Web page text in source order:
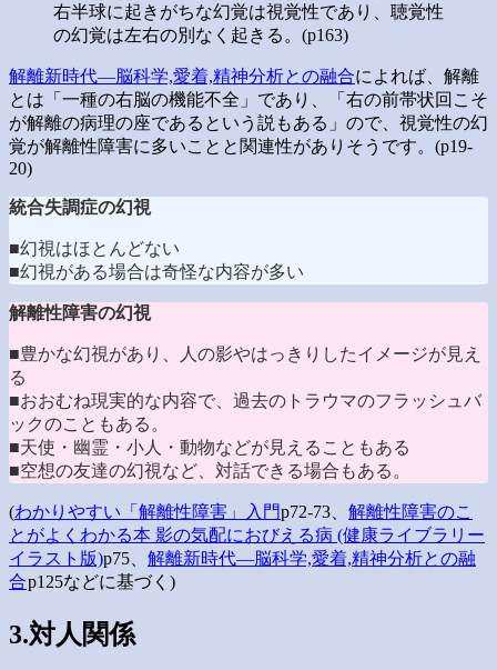
右半球に起きがちな幻覚は視覚性であり、聴覚性
の幻覚は左右の別なく起きる。(p163)
解離新時代―脳科学,愛着,精神分析との融合によれば、解離
とは「一種の右脳の機能不全」であり、「右の前帯状回こそ
が解離の病理の座であるという説もある」ので、視覚性の幻
覚が解離性障害に多いことと関連性がありそうです。(p19-
20)
統合失調症の幻視
■幻視はほとんどない
■幻視がある場合は奇怪な内容が多い
解離性障害の幻視
■豊かな幻視があり、人の影やはっきりしたイメージが見え
る
■おおむね現実的な内容で、過去のトラウマのフラッシュバ
ックのこともある。
■天使・幽霊・小人・動物などが見えることもある
■空想の友達の幻視など、対話できる場合もある。
(わかりやすい「解離性障害」入門p72-73、 解離性障害のこ
とがよくわかる本 影の気配におびえる病 (健康ライブラリー
イラスト版)p75、 解離新時代―脳科学,愛着,精神分析との融
合p125などに基づく)
3.対人関係